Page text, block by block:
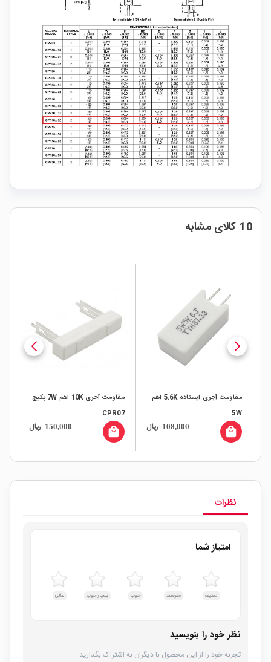
10 کالای مشابه
مقاومت آجری ایستاده 5.6K اهم
5W
108,000 ریال local_mall
مقاومت آجری 10K اهم 7W پکیج
CPR07
150,000 ریال local_mall
نظرات
امتیاز شما
ضعیف متوسط خوب بسیار خوب عالی
نظر خود را بنویسید
تجربه خود را از این محصول با دیگران به اشتراک بگذارید.